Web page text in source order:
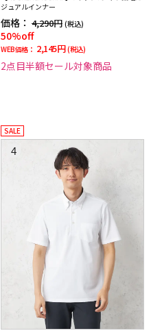
ジュアルインナー
価格： 4,290円 (税込)
50%off
WEB価格： 2,145円 (税込)
2点目半額セール対象商品
SALE
4